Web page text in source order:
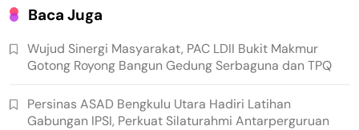
Baca Juga
Wujud Sinergi Masyarakat, PAC LDII Bukit Makmur
Gotong Royong Bangun Gedung Serbaguna dan TPQ
Persinas ASAD Bengkulu Utara Hadiri Latihan
Gabungan IPSI, Perkuat Silaturahmi Antarperguruan